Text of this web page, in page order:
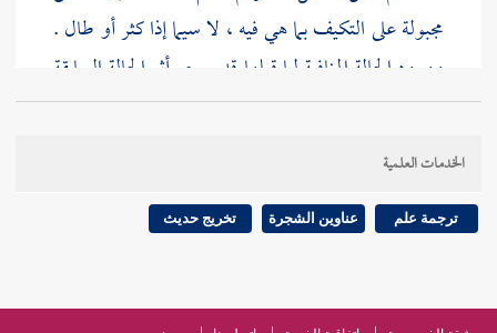
مجبولة على التكيف بما هي فيه ، لا سيما إذا كثر أو طال .
وورود الحالة المنافية لما قبلها قد يمحو أثر الحالة السابقة
أو يضعفه . وأما السنن المتأخرة : فلما ورد أن النوافل
جابرة لنقصان الفرائض . فإذا وقع الفرض ناسب أن
يكون بعده ما يجبر خللا فيه إن وقع .الخدمات العلمية
ترجمة علم عناوين الشجرة تخريج حديث